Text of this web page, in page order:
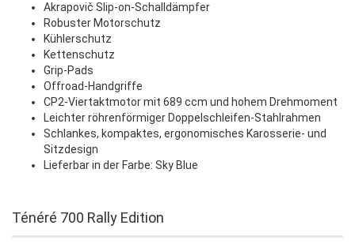
Akrapovič Slip-on-Schalldämpfer
Robuster Motorschutz
Kühlerschutz
Kettenschutz
Grip-Pads
Offroad-Handgriffe
CP2-Viertaktmotor mit 689 ccm und hohem Drehmoment
Leichter röhrenförmiger Doppelschleifen-Stahlrahmen
Schlankes, kompaktes, ergonomisches Karosserie- und
Sitzdesign
Lieferbar in der Farbe: Sky Blue
Ténéré 700 Rally Edition